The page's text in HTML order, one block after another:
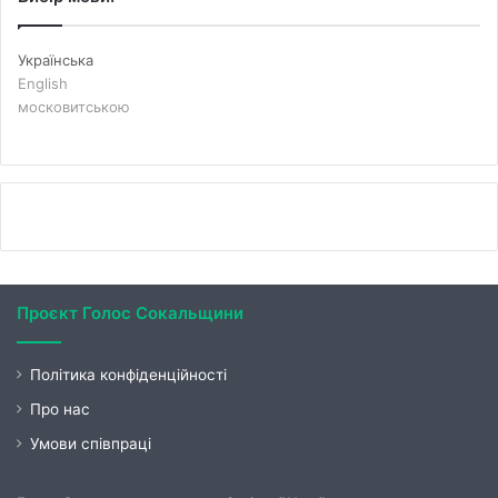
Українська
English
московитською
Проєкт Голос Сокальщини
Політика конфіденційності
Про нас
Умови співпраці